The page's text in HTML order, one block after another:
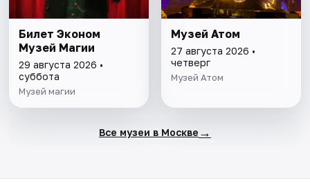
Билет Эконом
Музей Магии
29 августа 2026 •
суббота
Музей магии
Музей Атом
27 августа 2026 •
четверг
Музей Атом
Все музеи в Москве →